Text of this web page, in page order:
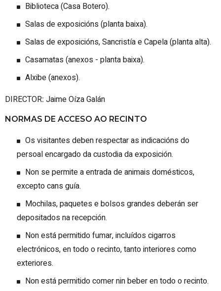
Biblioteca (Casa Botero).
Salas de exposicións (planta baixa).
Salas de exposicións, Sancristía e Capela (planta alta).
Casamatas (anexos - planta baixa).
Alxibe (anexos).
DIRECTOR: Jaime Oíza Galán
NORMAS DE ACCESO AO RECINTO
Os visitantes deben respectar as indicacións do
persoal encargado da custodia da exposición.
Non se permite a entrada de animais domésticos,
excepto cans guía.
Mochilas, paquetes e bolsos grandes deberán ser
depositados na recepción.
Non está permitido fumar, incluídos cigarros
electrónicos, en todo o recinto, tanto interiores como
exteriores.
Non está permitido comer nin beber en todo o recinto.